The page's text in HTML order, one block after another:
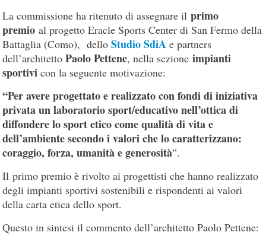
La commissione ha ritenuto di assegnare ilprimo
premio al progetto Eracle Sports Center di San Fermo della
Battaglia (Como), delloStudio SdiA e partners
dell’architettoPaolo Pettene, nella sezioneimpianti
sportivi con la seguente motivazione:
“Per avere progettato e realizzato con fondi di iniziativa
privata un laboratorio sport/educativo nell’ottica di
diffondere lo sport etico come qualità di vita e
dell’ambiente secondo i valori che lo caratterizzano:
coraggio, forza, umanità e generosità”.
Il primo premio è rivolto ai progettisti che hanno realizzato
degli impianti sportivi sostenibili e rispondenti ai valori
della carta etica dello sport.
Questo in sintesi il commento dell’architetto Paolo Pettene: